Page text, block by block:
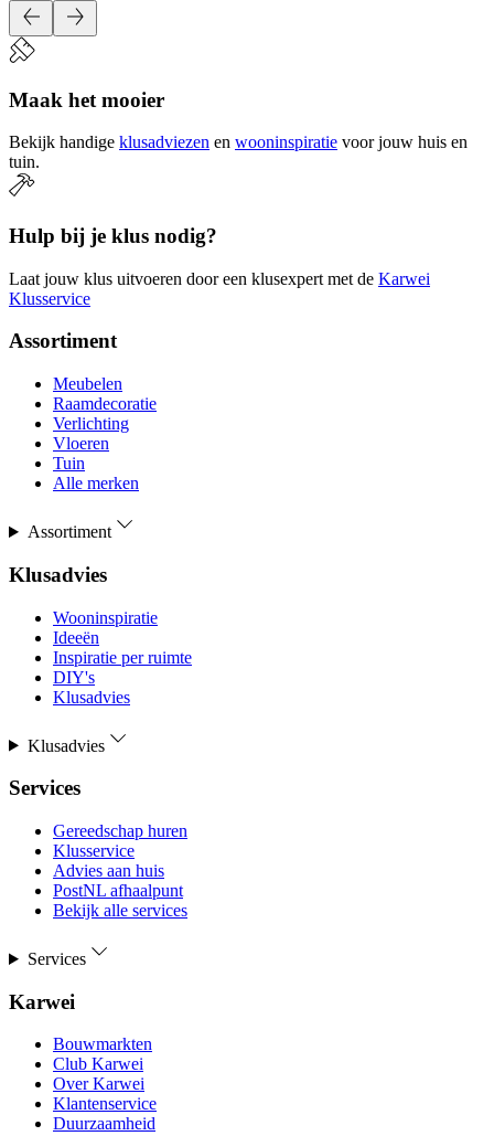
Maak het mooier
Bekijk handige klusadviezen en wooninspiratie voor jouw huis en
tuin.
Hulp bij je klus nodig?
Laat jouw klus uitvoeren door een klusexpert met de Karwei
Klusservice
Assortiment
Meubelen
Raamdecoratie
Verlichting
Vloeren
Tuin
Alle merken
Assortiment
Klusadvies
Wooninspiratie
Ideeën
Inspiratie per ruimte
DIY's
Klusadvies
Klusadvies
Services
Gereedschap huren
Klusservice
Advies aan huis
PostNL afhaalpunt
Bekijk alle services
Services
Karwei
Bouwmarkten
Club Karwei
Over Karwei
Klantenservice
Duurzaamheid